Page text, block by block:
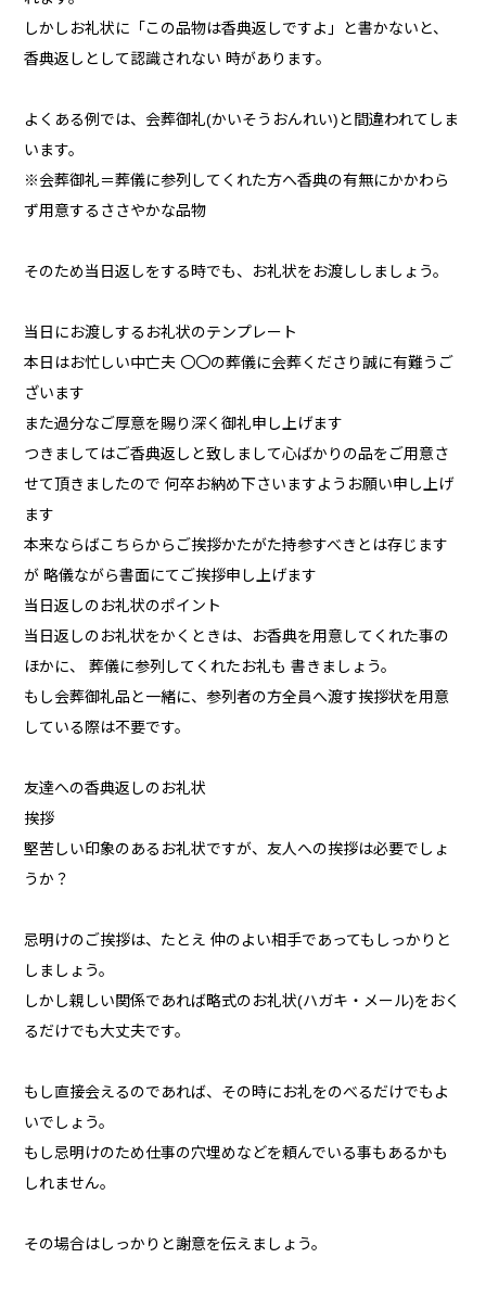
しかしお礼状に「この品物は香典返しですよ」と書かないと、
香典返しとして認識されない 時があります。
よくある例では、会葬御礼(かいそうおんれい)と間違われてしま
います。
※会葬御礼＝葬儀に参列してくれた方へ香典の有無にかかわら
ず用意するささやかな品物
そのため当日返しをする時でも、お礼状をお渡ししましょう。
当日にお渡しするお礼状のテンプレート
本日はお忙しい中亡夫 〇〇の葬儀に会葬くださり誠に有難うご
ざいます
また過分なご厚意を賜り深く御礼申し上げます
つきましてはご香典返しと致しまして心ばかりの品をご用意さ
せて頂きましたので 何卒お納め下さいますようお願い申し上げ
ます
本来ならばこちらからご挨拶かたがた持参すべきとは存じます
が 略儀ながら書面にてご挨拶申し上げます
当日返しのお礼状のポイント
当日返しのお礼状をかくときは、お香典を用意してくれた事の
ほかに、 葬儀に参列してくれたお礼も 書きましょう。
もし会葬御礼品と一緒に、参列者の方全員へ渡す挨拶状を用意
している際は不要です。
友達への香典返しのお礼状
挨拶
堅苦しい印象のあるお礼状ですが、友人への挨拶は必要でしょ
うか？
忌明けのご挨拶は、たとえ 仲のよい相手であってもしっかりと
しましょう。
しかし親しい関係であれば略式のお礼状(ハガキ・メール)をおく
るだけでも大丈夫です。
もし直接会えるのであれば、その時にお礼をのべるだけでもよ
いでしょう。
もし忌明けのため仕事の穴埋めなどを頼んでいる事もあるかも
しれません。
その場合はしっかりと謝意を伝えましょう。